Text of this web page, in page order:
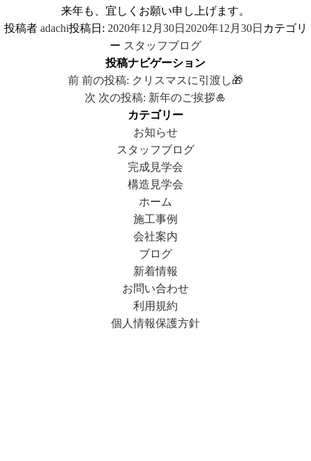
来年も、宜しくお願い申し上げます。
投稿者 adachi投稿日: 2020年12月30日 2020年12月30日 カテゴリ
ー スタッフブログ
投稿ナビゲーション
前 前の投稿: クリスマスに引渡し🎁
次 次の投稿: 新年のご挨拶🎍
カテゴリー
お知らせ
スタッフブログ
完成見学会
構造見学会
ホーム
施工事例
会社案内
ブログ
新着情報
お問い合わせ
利用規約
個人情報保護方針